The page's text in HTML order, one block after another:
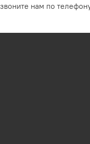
нам по